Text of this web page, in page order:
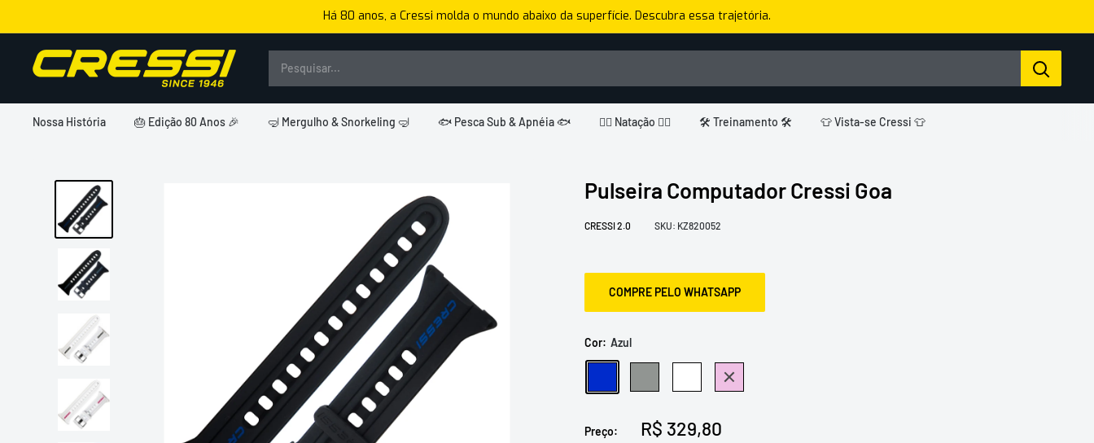
para
conteúdo
Há 80 anos, a Cressi molda o mundo abaixo da superfície. Descubra essa trajetória.
Cressi
Brasil
Nossa História 🎂 Edição 80 Anos 🎉 🤿 Mergulho & Snorkeling 🤿 🐟 Pesca Sub & Apnéia 🐟 🏊🏼 Natação 🏊🏼 🛠️ Treinamento 🛠️ 👕 Vista-se Cressi 👕
Pulseira Computador Cressi Goa
CRESSI 2.0 SKU: KZ820052
COMPRE PELO WHATSAPP
Cor: Azul
Rosa
Preço:
Preço
R$ 329,80